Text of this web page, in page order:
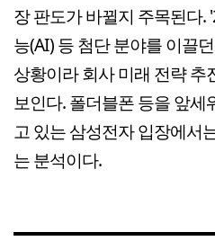
장 판도가 바뀔지 주목된다.
능(AI) 등 첨단 분야를 이끌
상황이라 회사 미래 전략 추
보인다. 폴더블폰 등을 앞세
고 있는 삼성전자 입장에서
는 분석이다.